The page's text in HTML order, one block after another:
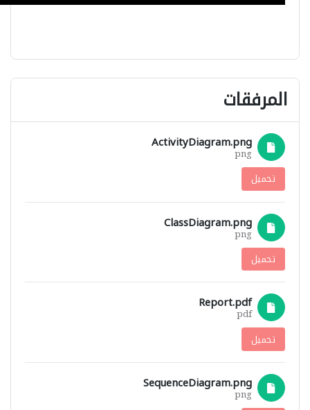
المرفقات
ActivityDiagram.png
png
تحميل
ClassDiagram.png
png
تحميل
Report.pdf
pdf
تحميل
SequenceDiagram.png
png